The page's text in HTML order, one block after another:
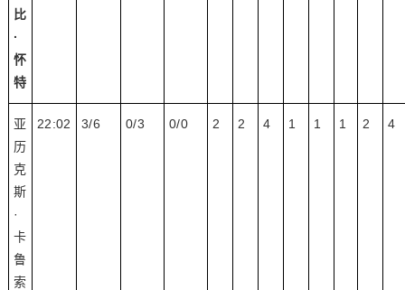
比
·
怀
特
亚
历
克
斯
·
卡
鲁
索
22:02 3/6 0/3 0/0 2 2 4 1 1 1 2 4